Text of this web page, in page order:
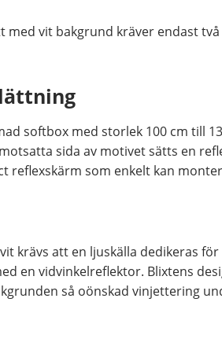
med vit bakgrund kräver endast
softbox med storlek 100 cm till
sida av motivet sätts en
reflexskärm som enkelt kan
krävs att en ljuskälla dedikeras
en vidvinkelreflektor. Blixtens
så oönskad vinjettering